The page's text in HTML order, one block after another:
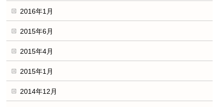
2016年1月
2015年6月
2015年4月
2015年1月
2014年12月